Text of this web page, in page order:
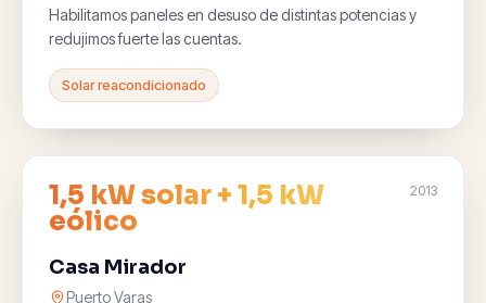
Habilitamos paneles en desuso de distintas potencias y
redujimos fuerte las cuentas.
Solar reacondicionado
1,5 kW solar + 1,5 kW
eólico
2013
Casa Mirador
Puerto Varas